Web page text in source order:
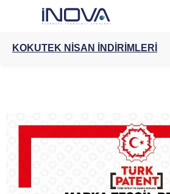
KOKUTEK NİSAN İNDİRİMLERİ